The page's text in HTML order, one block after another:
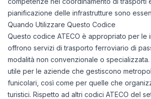
pianificazione delle infrastrutture sono
Quando Utilizzare Questo Codice
Questo codice ATECO è appropriato per le
offrono servizi di trasporto ferroviario di
modalità non convenzionale o specializzata.
utile per le aziende che gestiscono
funicolari, così come per quelle che
turistici. Rispetto ad altri codici ATECO del